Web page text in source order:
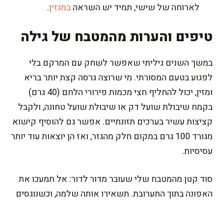
לארוחה של שישי, תמיד יש השראהבמגזין.
טיפים והערות מהמטבח של גילה
במשך השנים גיליתי שאפשר לשחק עם המרקם בלי
לפגוע בטעם המסורתי. מי שרוצה גרסה קצת יותר בריא
ומזין, יכול להחליף חצי מכמות פירורי הלחם (40 גרם)
בקמח שיבולת שועל דק או שיבולת שועל טחונה, ולקבל
קציצות עשיר בערכים תזונתיים. אפשר גם להוסיף קישוא
מגורד 100 גרם במקום חלק מהגזר, ואז הן יוצאות עוד יותר
עסיסיות.
סוד קטן מהמטבח שלי שעובר מדור לדור: אל תמעכו את
האפונה בתוך התערובת. תשאירו אותה שלמה, וכשנוגסים